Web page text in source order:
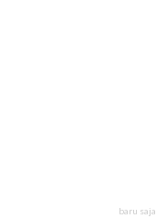
baru saja